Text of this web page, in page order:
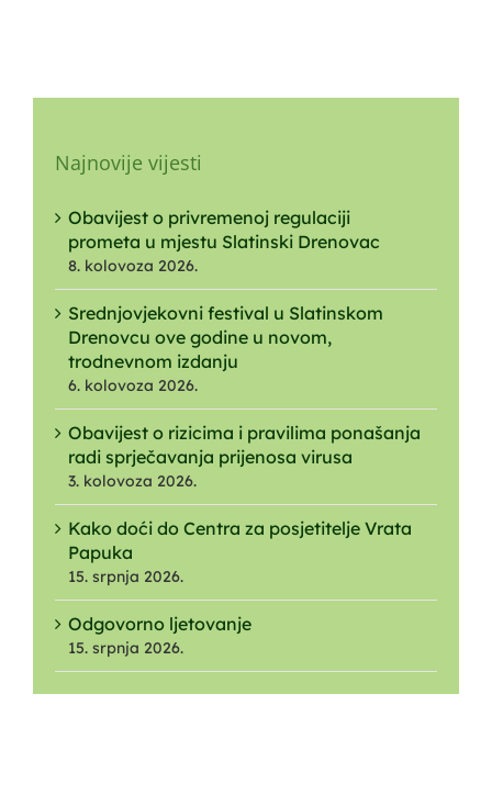
Najnovije vijesti
Obavijest o privremenoj regulaciji
prometa u mjestu Slatinski Drenovac
8. kolovoza 2026.
Srednjovjekovni festival u Slatinskom
Drenovcu ove godine u novom,
trodnevnom izdanju
6. kolovoza 2026.
Obavijest o rizicima i pravilima ponašanja
radi sprječavanja prijenosa virusa
3. kolovoza 2026.
Kako doći do Centra za posjetitelje Vrata
Papuka
15. srpnja 2026.
Odgovorno ljetovanje
15. srpnja 2026.